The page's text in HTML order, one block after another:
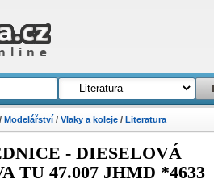
Modelářství/ Vlaky a koleje/ Literatura
- DIESELOVÁ
TU 47.007 JHMD *4633